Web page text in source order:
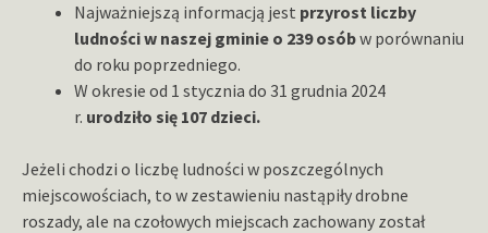
Najważniejszą informacją jest przyrost liczby
ludności w naszej gminie o 239 osóbw porównaniu
do roku poprzedniego.
W okresie od 1 stycznia do 31 grudnia 2024
r. urodziło się 107 dzieci.
Jeżeli chodzi o liczbę ludności w poszczególnych
miejscowościach, to w zestawieniu nastąpiły drobne
roszady, ale na czołowych miejscach zachowany został